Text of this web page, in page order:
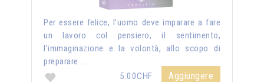
Per essere felice, l’uomo deve imparare a fare
un lavoro col pensiero, il sentimento,
l’immaginazione e la volontà, allo scopo di
preparare …
5.00CHF
Aggiungere